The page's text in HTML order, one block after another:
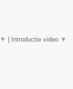
▼ Introductie video ▼